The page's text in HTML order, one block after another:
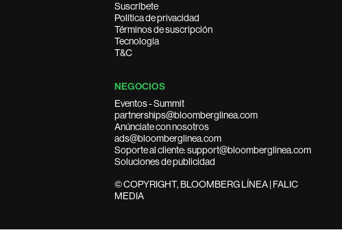
Suscríbete
Política de privacidad
Términos de suscripción
Tecnología
T&C
NEGOCIOS
Eventos - Summit
partnerships@bloomberglinea.com
Anúnciate con nosotros
ads@bloomberglinea.com
Soporte al cliente: support@bloomberglinea.com
Soluciones de publicidad
© COPYRIGHT, BLOOMBERG LÍNEA | FALIC
MEDIA